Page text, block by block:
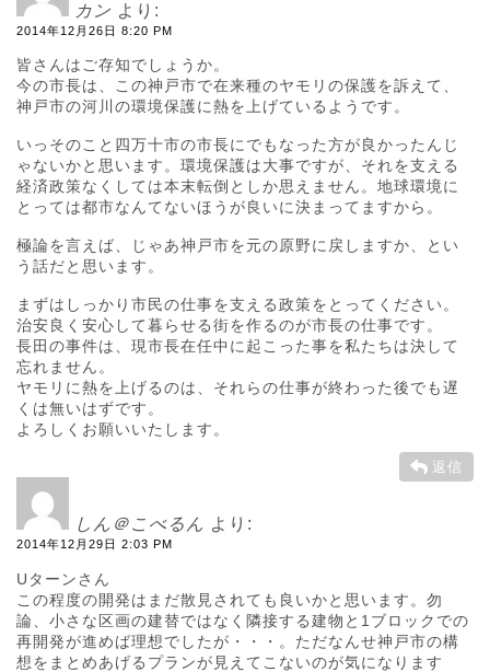
カン より:
2014年12月26日 8:20 PM
皆さんはご存知でしょうか。
今の市長は、この神戸市で在来種のヤモリの保護を訴えて、
神戸市の河川の環境保護に熱を上げているようです。
いっそのこと四万十市の市長にでもなった方が良かったんじ
ゃないかと思います。環境保護は大事ですが、それを支える
経済政策なくしては本末転倒としか思えません。地球環境に
とっては都市なんてないほうが良いに決まってますから。
極論を言えば、じゃあ神戸市を元の原野に戻しますか、とい
う話だと思います。
まずはしっかり市民の仕事を支える政策をとってください。
治安良く安心して暮らせる街を作るのが市長の仕事です。
長田の事件は、現市長在任中に起こった事を私たちは決して
忘れません。
ヤモリに熱を上げるのは、それらの仕事が終わった後でも遅
くは無いはずです。
よろしくお願いいたします。
返信
しん＠こべるん より:
2014年12月29日 2:03 PM
Uターンさん
この程度の開発はまだ散見されても良いかと思います。勿
論、小さな区画の建替ではなく隣接する建物と1ブロックでの
再開発が進めば理想でしたが・・・。ただなんせ神戸市の構
想をまとめあげるプランが見えてこないのが気になります